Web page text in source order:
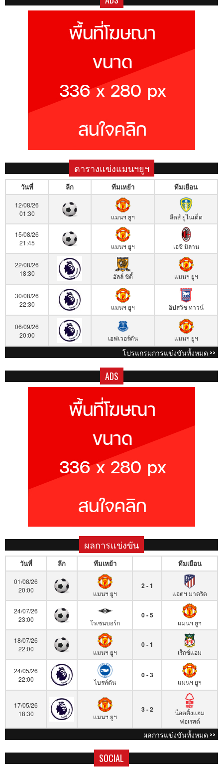
ตารางแข่งแมนฯยูฯ
วันที่ ลีก ทีมเหย้า ทีมเยือน
12/08/26
01:30
แมนฯ ยูฯ ลีดส์ ยูไนเต็ด
15/08/26
21:45
แมนฯ ยูฯ เอซี มิลาน
22/08/26
18:30
ฮัลล์ ซิตี้ แมนฯ ยูฯ
30/08/26
22:30
แมนฯ ยูฯ อิปสวิช ทาวน์
06/09/26
20:00
เอฟเวอร์ตัน แมนฯ ยูฯ
โปรแกรมการแข่งขันทั้งหมด >>
ADS
ผลการแข่งขัน
วันที่ ลีก ทีมเหย้า ทีมเยือน
01/08/26
20:00
แมนฯ ยูฯ
2 - 1
แอตฯ มาดริด
24/07/26
23:00
โรเซนบอร์ก
0 - 5
แมนฯ ยูฯ
18/07/26
22:00
แมนฯ ยูฯ
0 - 1
เร็กซ์แฮม
24/05/26
22:00
ไบรท์ตัน
0 - 3
แมนฯ ยูฯ
17/05/26
18:30
แมนฯ ยูฯ
3 - 2
น็อตติ้งแฮม
ฟอเรสต์
ผลการแข่งขันทั้งหมด >>
SOCIAL